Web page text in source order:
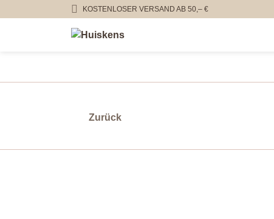
KOSTENLOSER VERSAND AB 50,– €
Zurück